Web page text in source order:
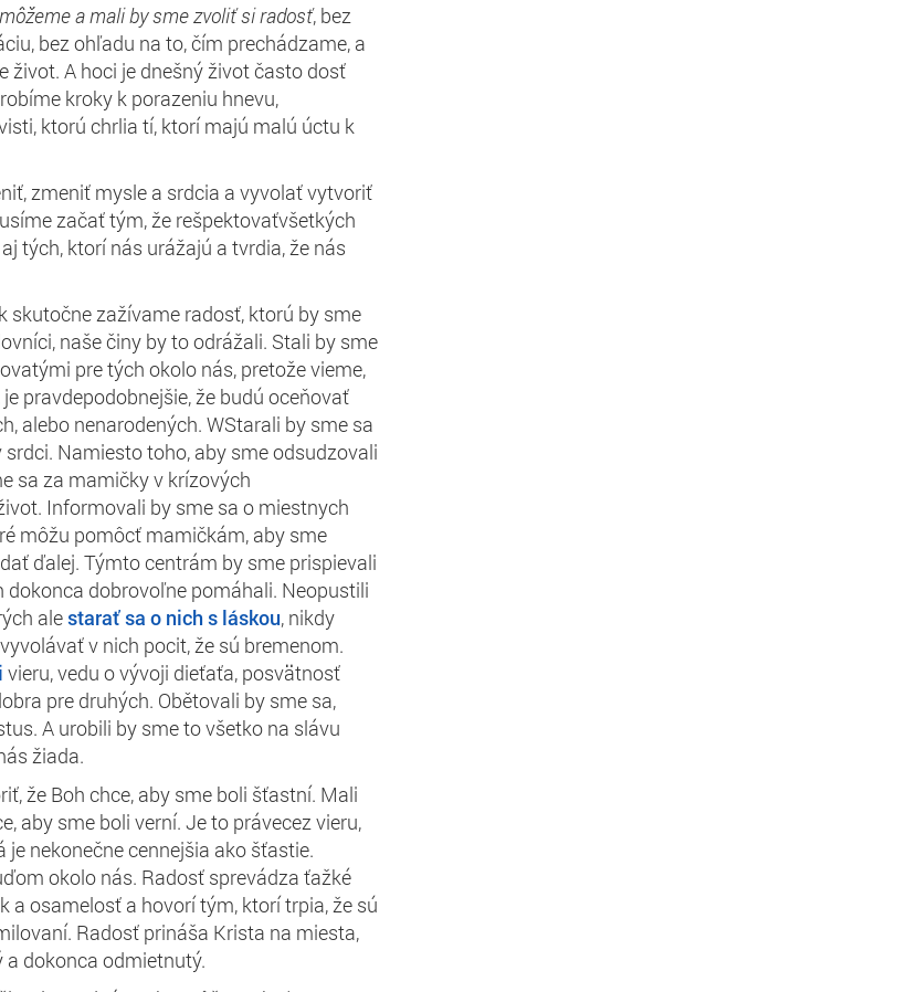
môžeme a mali by smezvoliť si radosť, bez
bez ohľadu na to, čím prechádzame, a
život. A hoci je dnešný život často dosť
kroky k porazeniu hnevu,
ktorú chrlia tí, ktorí majú malú úctu k
zmeniť mysle a srdcia a vyvolaťvytvoriť
začať tým, že rešpektovaťvšetkých
tých, ktorí nás urážajú a tvrdia, že nás
skutočnezažívame radosť, ktorú by sme
naše činy byto odrážali. Stali by sme
pre tých okolo nás, pretože vieme,
pravdepodobnejšie, že budú oceňovať
alebo nenarodených. WStarali by sme sa
srdci. Namiesto toho, aby smeodsudzovali
sa za mamičky v krízových
Informovali by sme sa o miestnych
môžu pomôcť mamičkám, aby sme
ďalej. Týmto centrám by sme prispievali
dokonca dobrovoľne pomáhali. Neopustili
alestarať sa o nich s láskou, nikdy
v nich pocit, že sú bremenom.
vieru, vedu o vývoji dieťaťa, posvätnosť
pre druhých. Obětovali by sme sa,
A urobili by sme to všetko na slávu
žiada.
že Boh chce, aby sme boli šťastní. Mali
aby sme boli verní. Je to právecez vieru,
nekonečne cennejšia ako šťastie.
okolo nás. Radosť sprevádza ťažké
a osamelosť a hovorí tým, ktorí trpia, že sú
Radosť prináša Krista na miesta,
a dokonca odmietnutý.